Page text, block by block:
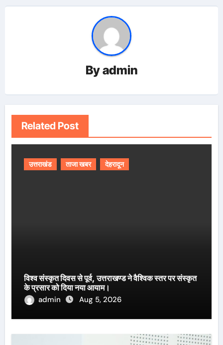
Byadmin
Related Post
उत्तराखंड ताजा खबर देहरादून
विश्व संस्कृत दिवस से पूर्व, उत्तराखण्ड ने वैश्विक स्तर पर संस्कृत
के प्रसार को दिया नया आयाम।
admin
Aug 5, 2026